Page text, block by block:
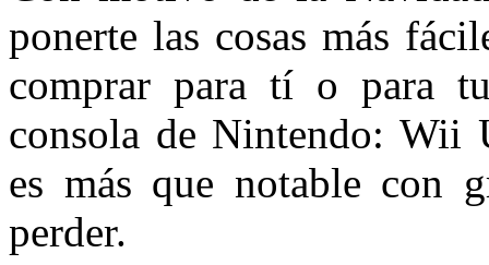
ponerte las cosas más
comprar para tí o para
consola de Nintendo: Wii
es más que notable con
perder.